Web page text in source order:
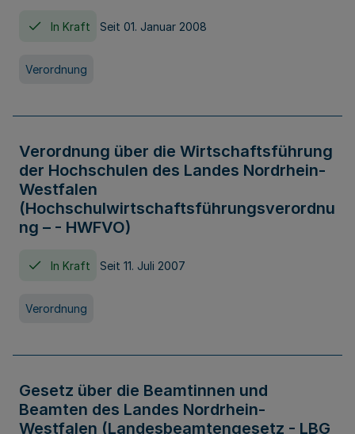
In Kraft Seit 01. Januar 2008
Verordnung
Verordnung über die Wirtschaftsführung
der Hochschulen des Landes Nordrhein-
Westfalen
(Hochschulwirtschaftsführungsverordnu
ng – - HWFVO)
In Kraft Seit 11. Juli 2007
Verordnung
Gesetz über die Beamtinnen und
Beamten des Landes Nordrhein-
Westfalen (Landesbeamtengesetz - LBG